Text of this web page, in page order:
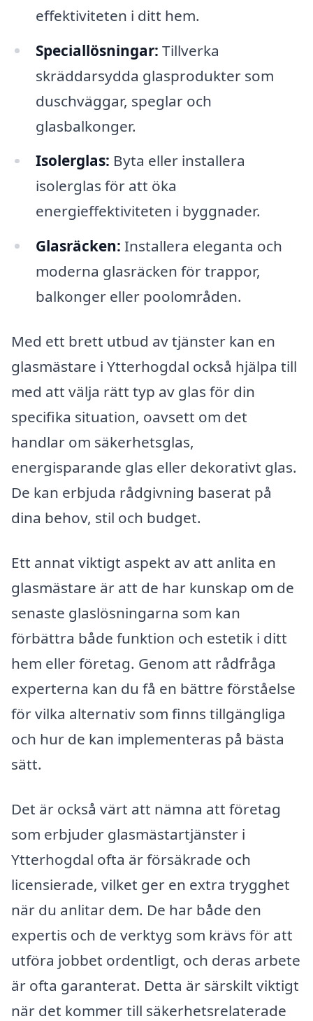
effektiviteten i ditt hem.
Speciallösningar: Tillverka
skräddarsydda glasprodukter som
duschväggar, speglar och
glasbalkonger.
Isolerglas: Byta eller installera
isolerglas för att öka
energieffektiviteten i byggnader.
Glasräcken: Installera eleganta och
moderna glasräcken för trappor,
balkonger eller poolområden.
Med ett brett utbud av tjänster kan en
glasmästare i Ytterhogdal också hjälpa till
med att välja rätt typ av glas för din
specifika situation, oavsett om det
handlar om säkerhetsglas,
energisparande glas eller dekorativt glas.
De kan erbjuda rådgivning baserat på
dina behov, stil och budget.
Ett annat viktigt aspekt av att anlita en
glasmästare är att de har kunskap om de
senaste glaslösningarna som kan
förbättra både funktion och estetik i ditt
hem eller företag. Genom att rådfråga
experterna kan du få en bättre förståelse
för vilka alternativ som finns tillgängliga
och hur de kan implementeras på bästa
sätt.
Det är också värt att nämna att företag
som erbjuder glasmästartjänster i
Ytterhogdal ofta är försäkrade och
licensierade, vilket ger en extra trygghet
när du anlitar dem. De har både den
expertis och de verktyg som krävs för att
utföra jobbet ordentligt, och deras arbete
är ofta garanterat. Detta är särskilt viktigt
när det kommer till säkerhetsrelaterade